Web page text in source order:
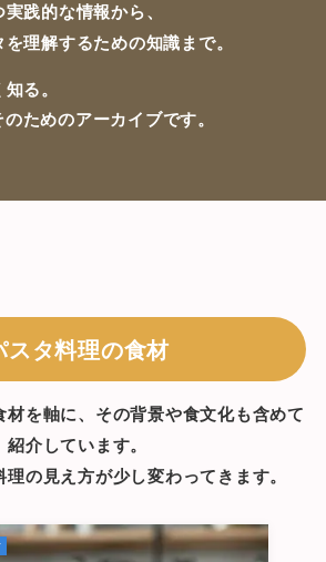
践的な情報から、
理解するための知識まで。
る。
ためのアーカイブです。
スタ料理の食材
を軸に、その背景や食文化も含めて
紹介しています。
の見え方が少し変わってきます。